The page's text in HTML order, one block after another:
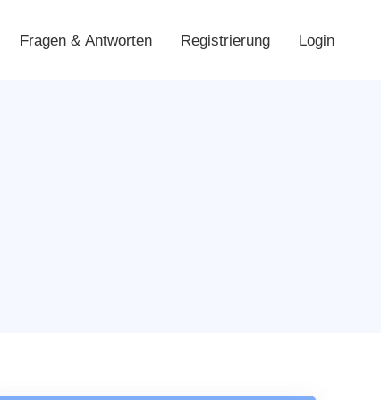
Fragen & Antworten Registrierung Login